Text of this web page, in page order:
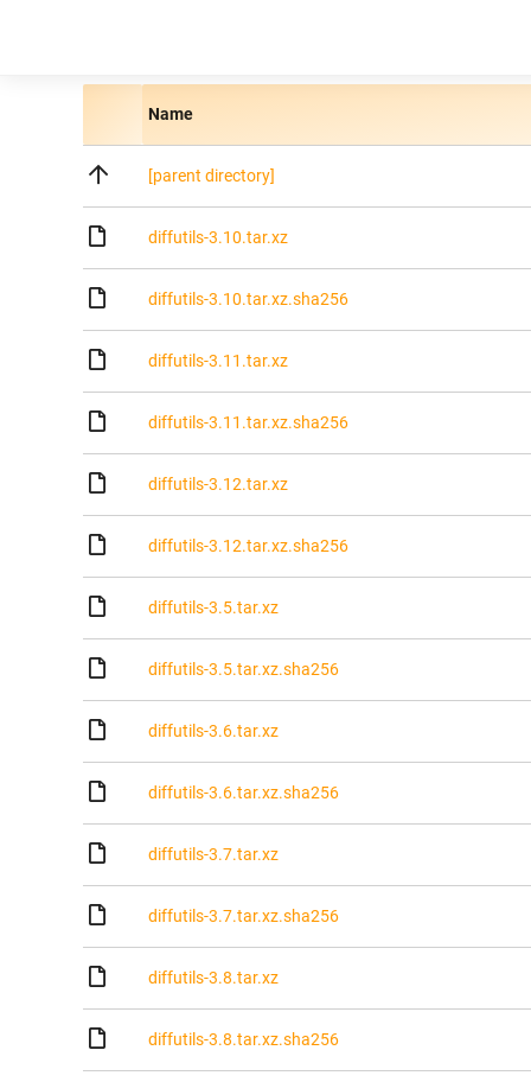
Name
[parent directory]
diffutils-3.10.tar.xz
diffutils-3.10.tar.xz.sha256
diffutils-3.11.tar.xz
diffutils-3.11.tar.xz.sha256
diffutils-3.12.tar.xz
diffutils-3.12.tar.xz.sha256
diffutils-3.5.tar.xz
diffutils-3.5.tar.xz.sha256
diffutils-3.6.tar.xz
diffutils-3.6.tar.xz.sha256
diffutils-3.7.tar.xz
diffutils-3.7.tar.xz.sha256
diffutils-3.8.tar.xz
diffutils-3.8.tar.xz.sha256